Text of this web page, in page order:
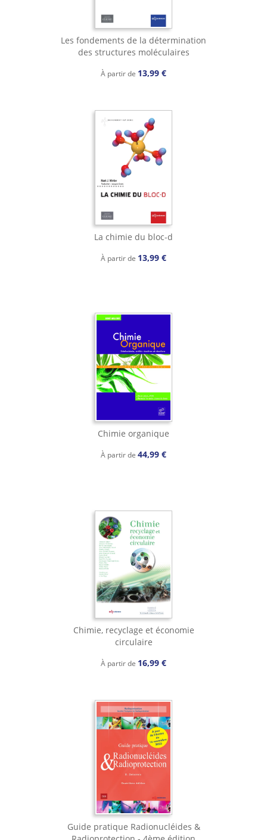
Les fondements de la détermination
des structures moléculaires
À partir de 13,99 €
La chimie du bloc-d
À partir de 13,99 €
Chimie organique
À partir de 44,99 €
Chimie, recyclage et économie
circulaire
À partir de 16,99 €
Guide pratique Radionucléides &